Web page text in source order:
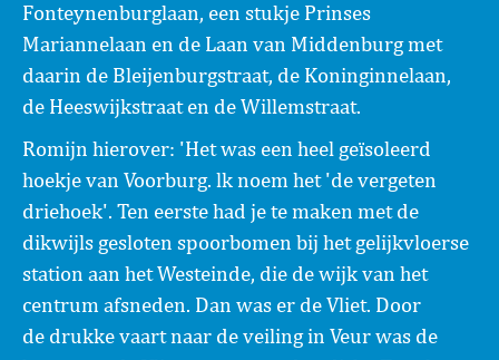
Fonteynenburglaan, een stukje Prinses
Mariannelaan en de Laan van Middenburg met
daarin de Bleijenburgstraat, de Koninginnelaan,
de Heeswijkstraat en de Willemstraat.
Romijn hierover: 'Het was een heel geïsoleerd
hoekje van Voorburg. lk noem het 'de vergeten
driehoek'. Ten eerste had je te maken met de
dikwijls gesloten spoorbomen bij het gelijkvloerse
station aan het Westeinde, die de wijk van het
centrum afsneden. Dan was er de Vliet. Door
de drukke vaart naar de veiling in Veur was de